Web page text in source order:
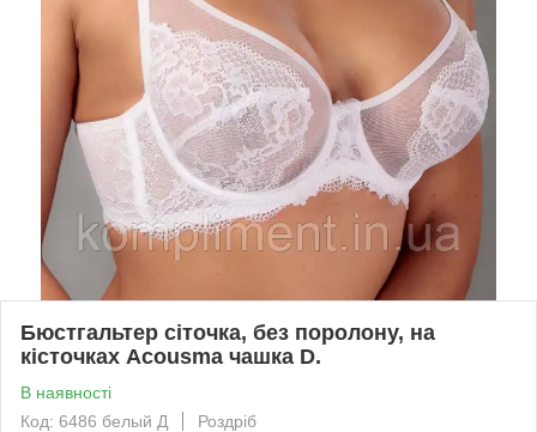
Бюстгальтер сіточка, без поролону, на
кісточках Acousma чашка D.
В наявності
Код: 6486 белый Д
Роздріб